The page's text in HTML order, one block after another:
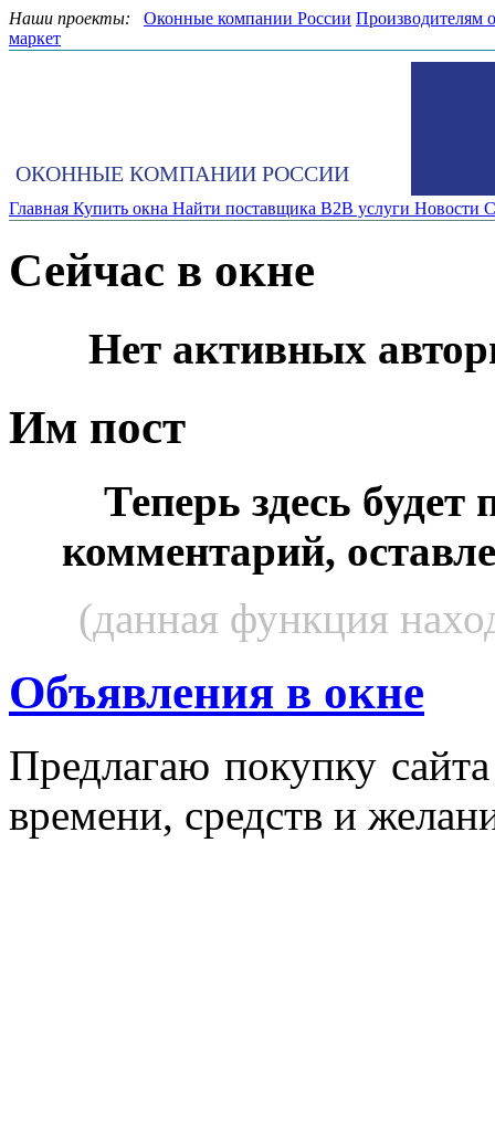
Наши проекты: Оконные компании России Производителям
маркет
ОКОННЫЕ КОМПАНИИ РОССИИ
Главная Купить окна Найти поставщика B2B услуги Новости
Сейчас в окне
Нет активных
Им пост
Теперь здесь будет
комментарий,
(данная функция
Объявления в окне
Пред­ла­гаю по­куп­ку
вре­мени, средств и